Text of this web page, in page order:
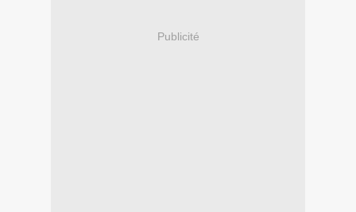
Publicité